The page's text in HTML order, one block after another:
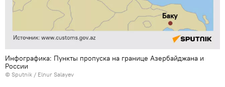
Инфографика: Пункты пропуска на границе Азербайджана и
России
© Sputnik / Elnur Salayev